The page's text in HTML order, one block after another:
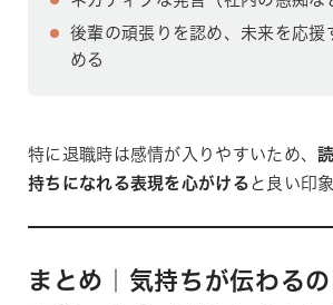
後輩の頑張りを認め、未来を応援
める
特に退職時は感情が入りやすいため、
持ちになれる表現を心がける と良い印
まとめ｜気持ちが伝わる